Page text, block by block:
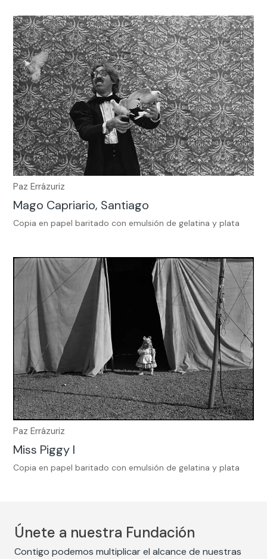
Paz Errázuriz
Mago Capriario, Santiago
Copia en papel baritado con emulsión de gelatina y plata
Paz Errázuriz
Miss Piggy I
Copia en papel baritado con emulsión de gelatina y plata
Únete a nuestra Fundación
Contigo podemos multiplicar el alcance de nuestras